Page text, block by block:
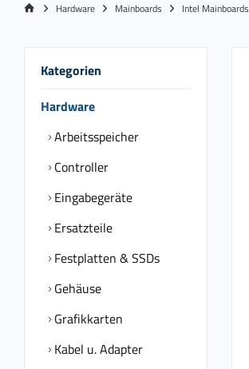
Hardware Mainboards Intel Mainboards
Kategorien
Hardware
Arbeitsspeicher
Controller
Eingabegeräte
Ersatzteile
Festplatten & SSDs
Gehäuse
Grafikkarten
Kabel u. Adapter